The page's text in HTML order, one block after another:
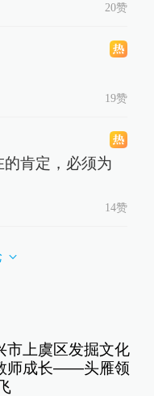
20赞
19赞
肯定，必须为
14赞
市上虞区发掘文化
师成长——头雁领